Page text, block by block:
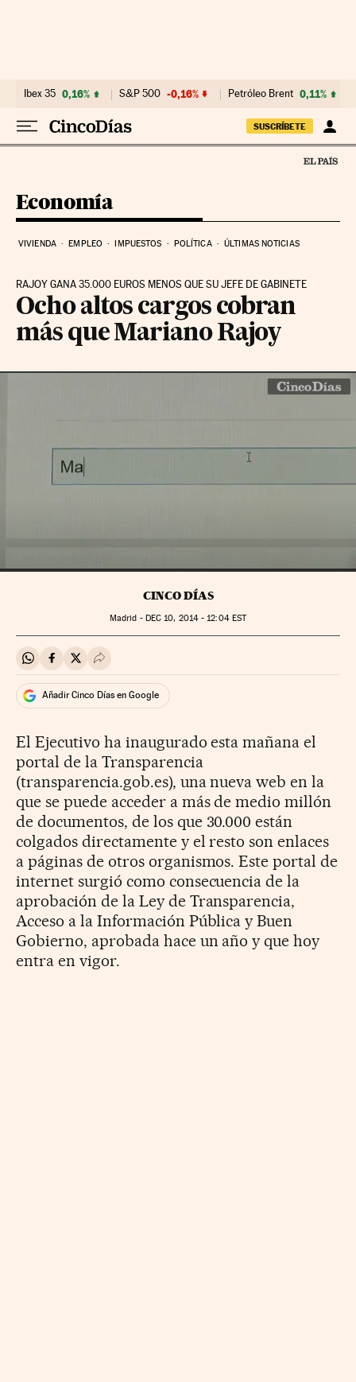
Ibex 35 0,16% S&P 500 -0,16% Petróleo Brent 0,11%
SUSCRÍBETE
Economía
VIVIENDA EMPLEO IMPUESTOS POLÍTICA ÚLTIMAS NOTICIAS
RAJOY GANA 35.000 EUROS MENOS QUE SU JEFE DE GABINETE
Ocho altos cargos cobran
más que Mariano Rajoy
CINCO DÍAS
Madrid - DEC 10, 2014 - 12:04EST
Compartir en Whatsapp
Compartir en Facebook
Compartir en Twitter
Desplegar Redes Sociales
Añadir Cinco Días en Google
El Ejecutivo ha inaugurado esta mañana el
portal de la Transparencia
(transparencia.gob.es), una nueva web en la
que se puede acceder a más de medio millón
de documentos, de los que 30.000 están
colgados directamente y el resto son enlaces
a páginas de otros organismos. Este portal de
internet surgió como consecuencia de la
aprobación de la Ley de Transparencia,
Acceso a la Información Pública y Buen
Gobierno, aprobada hace un año y que hoy
entra en vigor.